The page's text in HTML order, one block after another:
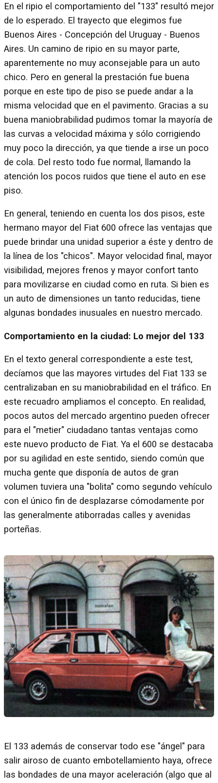
En el ripio el comportamiento del "133" resultó mejor
de lo esperado. El trayecto que elegimos fue
Buenos Aires - Concepción del Uruguay - Buenos
Aires. Un camino de ripio en su mayor parte,
aparentemente no muy aconsejable para un auto
chico. Pero en general la prestación fue buena
porque en este tipo de piso se puede andar a la
misma velocidad que en el pavimento. Gracias a su
buena maniobrabilidad pudimos tomar la mayoría de
las curvas a velocidad máxima y sólo corrigiendo
muy poco la dirección, ya que tiende a irse un poco
de cola. Del resto todo fue normal, llamando la
atención los pocos ruidos que tiene el auto en ese
piso.
En general, teniendo en cuenta los dos pisos, este
hermano mayor del Fiat 600 ofrece las ventajas que
puede brindar una unidad superior a éste y dentro de
la línea de los "chicos". Mayor velocidad final, mayor
visibilidad, mejores frenos y mayor confort tanto
para movilizarse en ciudad como en ruta. Si bien es
un auto de dimensiones un tanto reducidas, tiene
algunas bondades inusuales en nuestro mercado.
Comportamiento en la ciudad: Lo mejor del 133
En el texto general correspondiente a este test,
decíamos que las mayores virtudes del Fiat 133 se
centralizaban en su maniobrabilidad en el tráfico. En
este recuadro ampliamos el concepto. En realidad,
pocos autos del mercado argentino pueden ofrecer
para el "metier" ciudadano tantas ventajas como
este nuevo producto de Fiat. Ya el 600 se destacaba
por su agilidad en este sentido, siendo común que
mucha gente que disponía de autos de gran
volumen tuviera una "bolita" como segundo vehículo
con el único fin de desplazarse cómodamente por
las generalmente atiborradas calles y avenidas
porteñas.
El 133 además de conservar todo ese "ángel" para
salir airoso de cuanto embotellamiento haya, ofrece
las bondades de una mayor aceleración (algo que al